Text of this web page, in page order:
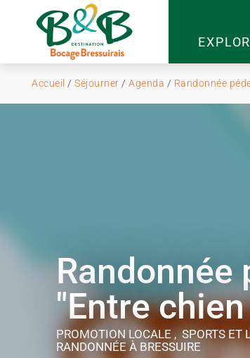
Accueil / Séjourner / Agenda / Randonnée
Randonnée
"Entre
PROMOTION LOCALE , SPORTS ET
RANDONNÉEÀ BRESSUIRE